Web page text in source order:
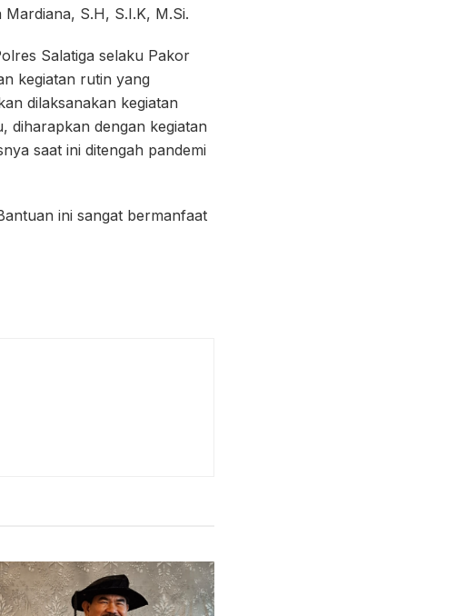
S.H, S.I.K, M.Si.
Salatiga selaku Pakor
kegiatan rutin yang
dilaksanakan kegiatan
diharapkan dengan kegiatan
saat ini ditengah pandemi
ini sangat bermanfaat